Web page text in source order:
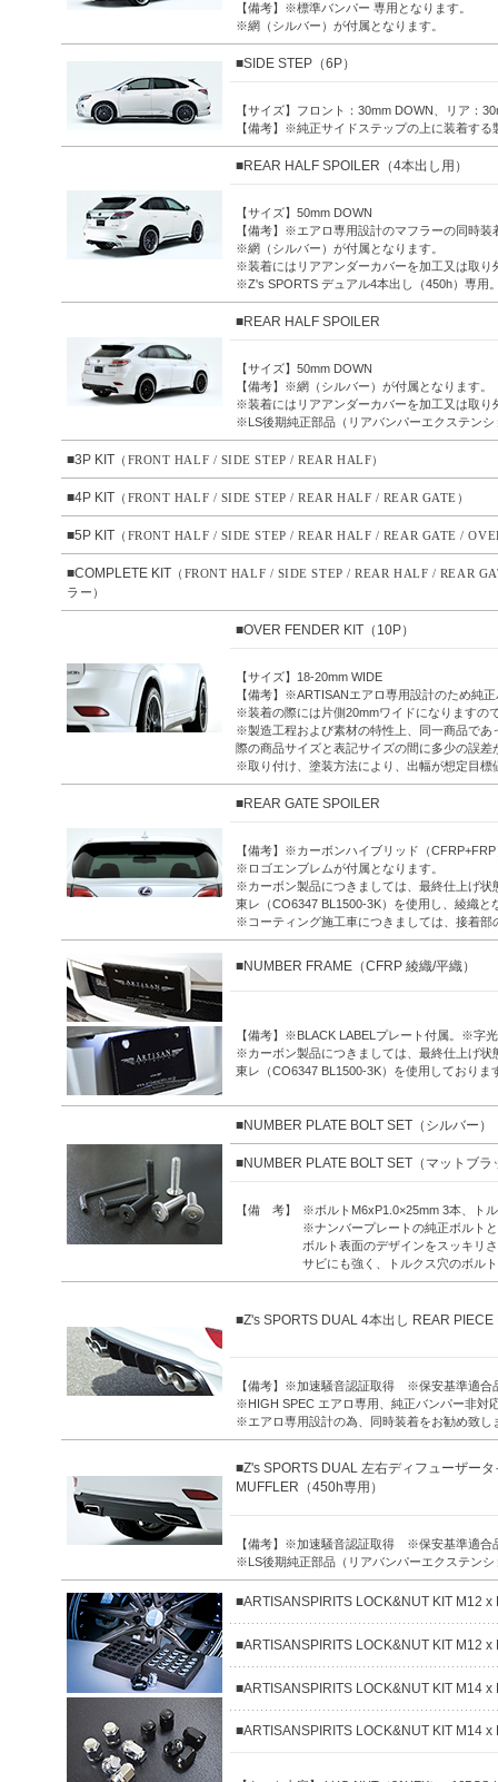
【備考】※標準バンパー 専用となります。
※網（シルバー）が付属となります。
■SIDE STEP（6P）
【サイズ】フロント：30mm DOWN、リア：
【備考】※純正サイドステップの上に装着する
■REAR HALF SPOILER（4本出し用）
【サイズ】50mm DOWN
【備考】※エアロ専用設計のマフラーの同時
※網（シルバー）が付属となります。
※装着にはリアアンダーカバーを加工又は取り
※Z's SPORTS デュアル4本出し（450h）専用
■REAR HALF SPOILER
【サイズ】50mm DOWN
【備考】※網（シルバー）が付属となります。
※装着にはリアアンダーカバーを加工又は取り
※LS後期純正部品（リアバンパーエクステン
■3P KIT （FRONT HALF / SIDE STEP / REAR HALF）
■4P KIT （FRONT HALF / SIDE STEP / REAR HALF / REAR GATE）
■5P KIT （FRONT HALF / SIDE STEP / REAR HALF / REAR GATE /
■COMPLETE KIT （FRONT HALF / SIDE STEP / REAR HALF / REAR
ラー）
■OVER FENDER KIT（10P）
【サイズ】18-20mm WIDE
【備考】※ARTISANエアロ専用設計のため純
※装着の際には片側20mmワイドになりますの
※製造工程および素材の特性上、同一商品であ
際の商品サイズと表記サイズの間に多少の誤
※取り付け、塗装方法により、出幅が想定目標
■REAR GATE SPOILER
【備考】※カーボンハイブリッド（
※ロゴエンブレムが付属となります。
※カーボン製品につきましては、最終仕上げ状
東レ（CO6347 BL1500-3K）を使用し、綾織と
※コーティング施工車につきましては、接着部
■NUMBER FRAME（CFRP 綾織/平織）
【備考】※BLACK LABELプレート付属。※字
※カーボン製品につきましては、最終仕上げ状
東レ（CO6347 BL1500-3K）を使用しておりま
■NUMBER PLATE BOLT SET（シルバー）
■NUMBER PLATE BOLT SET（マットブラ
【備 考】
※ボルトM6xP1.0×25mm 3本、ト
※ナンバープレートの純正ボルト
ボルト表面のデザインをスッキリ
サビにも強く、トルクス穴のボル
■Z's SPORTS DUAL 4本出し REAR
【備考】※加速騒音認証取得 ※保安基準適合
※HIGH SPEC エアロ専用、純正バンパー非対
※エアロ専用設計の為、同時装着をお勧め致
■Z's SPORTS DUAL 左右ディフューザー
MUFFLER（450h専用）
【備考】※加速騒音認証取得 ※保安基準適合
※LS後期純正部品（リアバンパーエクステン
■ARTISANSPIRITS LOCK&NUT KIT M12 x
■ARTISANSPIRITS LOCK&NUT KIT M12 x
■ARTISANSPIRITS LOCK&NUT KIT M14 x
■ARTISANSPIRITS LOCK&NUT KIT M14 x